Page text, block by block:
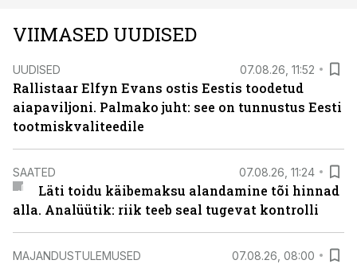
VIIMASED UUDISED
UUDISED 07.08.26, 11:52
Rallistaar Elfyn Evans ostis Eestis toodetud
aiapaviljoni. Palmako juht: see on tunnustus Eesti
tootmiskvaliteedile
SAATED 07.08.26, 11:24
Läti toidu käibemaksu alandamine tõi hinnad
alla. Analüütik: riik teeb seal tugevat kontrolli
MAJANDUSTULEMUSED 07.08.26, 08:00